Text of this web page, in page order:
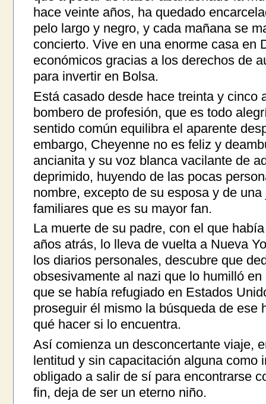
hace veinte años, ha quedado
pelo largo y negro, y cada mañana se
concierto. Vive en una enorme casa en
económicos gracias a los derechos de
para invertir en Bolsa.
Está casado desde hace treinta y cinco
bombero de profesión, que es todo
sentido común equilibra el aparente
embargo, Cheyenne no es feliz y
ancianita y su voz blanca vacilante de
deprimido, huyendo de las pocas
nombre, excepto de su esposa y de
familiares que es su mayor fan.
La muerte de su padre, con el que
años atrás, lo lleva de vuelta a Nueva
los diarios personales, descubre que
obsesivamente al nazi que lo humilló
que se había refugiado en Estados
proseguir él mismo la búsqueda de ese
qué hacer si lo encuentra.
Así comienza un desconcertante viaje,
lentitud y sin capacitación alguna como
obligado a salir de sí para encontrarse
fin, deja de ser un eterno niño.